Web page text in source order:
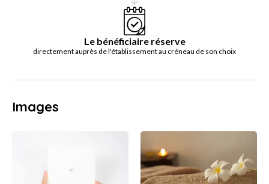
Le bénéficiaire réserve
directement auprès de l'établissement au créneau de son choix
Images